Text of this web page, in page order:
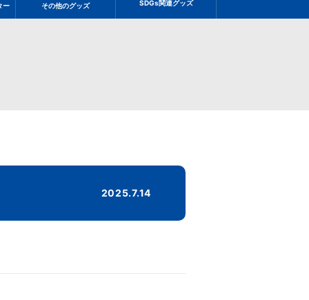
ー
その他のグッズ
SDGs関連グッズ
2025.7.14